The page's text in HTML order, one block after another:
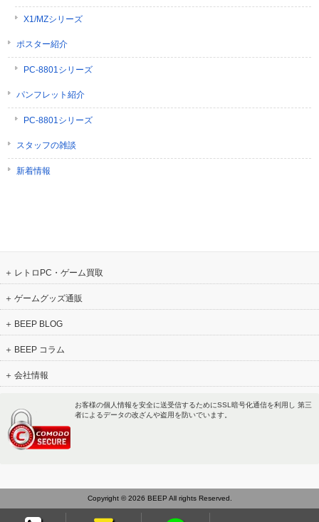
X1/MZシリーズ
ポスター紹介
PC-8801シリーズ
パンフレット紹介
PC-8801シリーズ
スタッフの雑談
新着情報
レトロPC・ゲーム買取
ゲームグッズ通販
BEEP BLOG
BEEP コラム
会社情報
お客様の個人情報を安全に送受信するためにSSL暗号化通信を利用し 第三
者によるデータの改ざんや盗用を防いでいます。
Copyright © 2026 BEEP All rights Reserved.